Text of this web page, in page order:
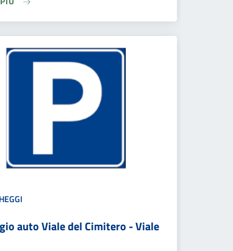
auto Viale del Cimitero - Viale